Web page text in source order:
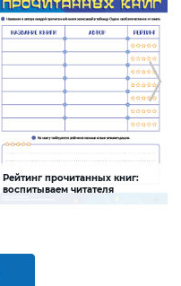
Рейтинг прочитанных книг:
воспитываем читателя